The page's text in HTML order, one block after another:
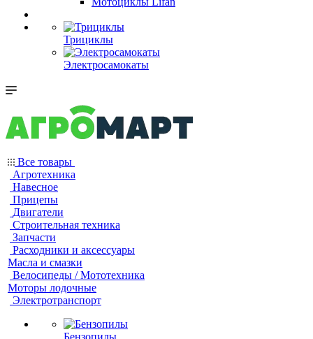
Трициклы
Электросамокаты
Все товары
Агротехника
Навесное
Прицепы
Двигатели
Строительная техника
Запчасти
Расходники и аксессуары
Масла и смазки
Велосипеды / Мототехника
Моторы лодочные
Электротранспорт
Бензопилы